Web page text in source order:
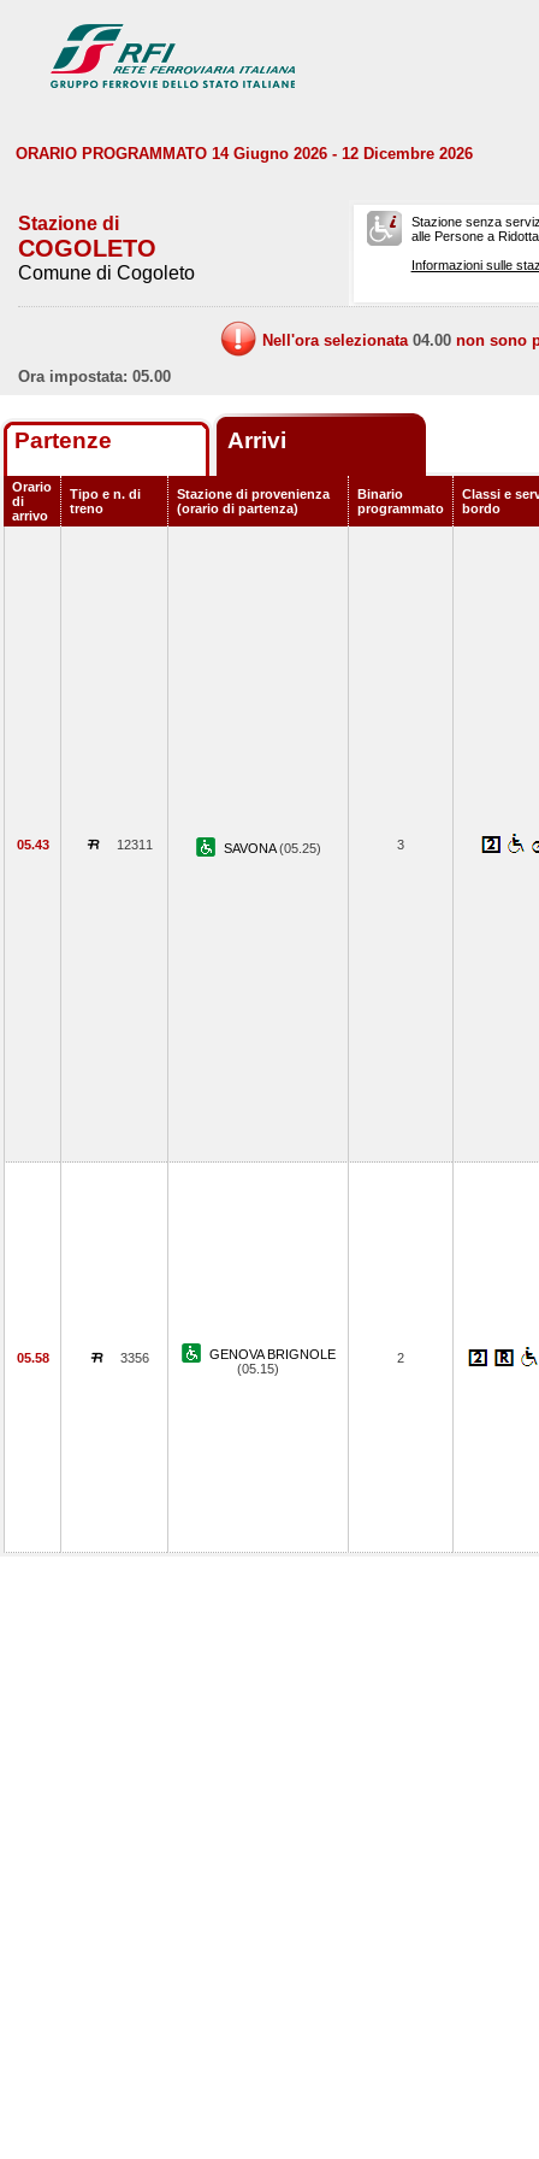
ORARIO PROGRAMMATO 14 Giugno 2026 - 12 Dicembre 2026
Stazione di
COGOLETO
Comune di Cogoleto
Stazione senza
alle Persone a
Informazioni sulle
Nell'ora selezionata 04.00 non sono
Ora impostata: 05.00
Partenze Arrivi
Orario
di
arrivo
Tipo e n. di
treno
Stazione di provenienza
(orario di partenza)
Binario
programmato
Classi e
bordo
05.43 12311 SAVONA(05.25) 3
05.58 3356
GENOVA BRIGNOLE
(05.15)
2